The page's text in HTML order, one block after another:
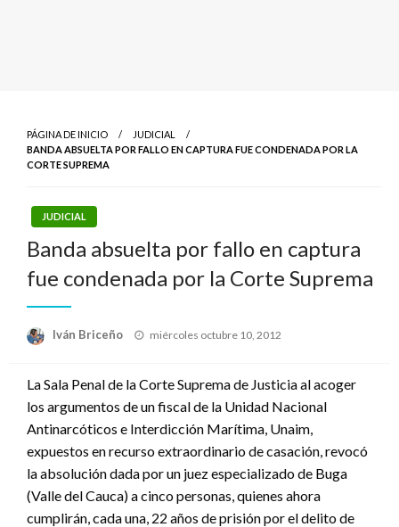
PÁGINA DE INICIO
JUDICIAL
BANDA ABSUELTA POR FALLO EN CAPTURA FUE CONDENADA POR LA
CORTE SUPREMA
JUDICIAL
Banda absuelta por fallo en captura
fue condenada por la Corte Suprema
Iván Briceño
Publicado
miércoles octubre 10, 2012
La Sala Penal de la Corte Suprema de Justicia al acoger
los argumentos de un fiscal de la Unidad Nacional
Antinarcóticos e Interdicción Marítima, Unaim,
expuestos en recurso extraordinario de casación, revocó
la absolución dada por un juez especializado de Buga
(Valle del Cauca) a cinco personas, quienes ahora
cumplirán, cada una, 22 años de prisión por el delito de